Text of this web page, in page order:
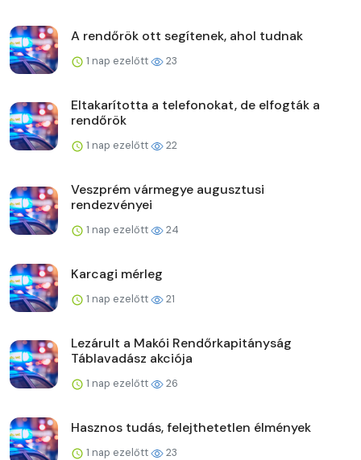
A rendőrök ott segítenek, ahol tudnak
1 nap ezelőtt 23
Eltakarította a telefonokat, de elfogták a
rendőrök
1 nap ezelőtt 22
Veszprém vármegye augusztusi
rendezvényei
1 nap ezelőtt 24
Karcagi mérleg
1 nap ezelőtt 21
Lezárult a Makói Rendőrkapitányság
Táblavadász akciója
1 nap ezelőtt 26
Hasznos tudás, felejthetetlen élmények
1 nap ezelőtt 23